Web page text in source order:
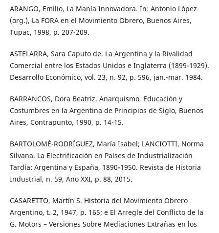
ARANGO, Emilio, La Manía Innovadora. In: Antonio López
(org.), La FORA en el Movimiento Obrero, Buenos Aires,
Tupac, 1998, p. 207-209.
ASTELARRA, Sara Caputo de. La Argentina y la Rivalidad
Comercial entre los Estados Unidos e Inglaterra (1899-1929).
Desarrollo Económico, vol. 23, n. 92, p. 596, jan.-mar. 1984.
BARRANCOS, Dora Beatriz. Anarquismo, Educación y
Costumbres en la Argentina de Principios de Siglo, Buenos
Aires, Contrapunto, 1990, p. 14-15.
BARTOLOMÉ-RODRÍGUEZ, María Isabel; LANCIOTTI, Norma
Silvana. La Electrificación en Países de Industrialización
Tardía: Argentina y España, 1890-1950. Revista de Historia
Industrial, n. 59, Ano XXI, p. 88, 2015.
CASARETTO, Martín S. Historia del Movimiento Obrero
Argentino, t. 2, 1947, p. 165; e El Arregle del Conflicto de la
G. Motors – Versiones Sobre Mediaciones Extrañas en los